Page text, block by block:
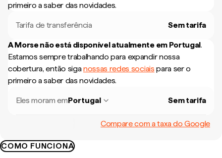
primeiro a saber das novidades.
Tarifa de transferência Sem tarifa
A Morse não está disponível atualmente em Portugal.
Estamos sempre trabalhando para expandir nossa
cobertura, então siganossas redes sociais para ser o
primeiro a saber das novidades.
Eles moram emPortugal Sem tarifa
Compare com a taxa do Google
COMO FUNCIONA